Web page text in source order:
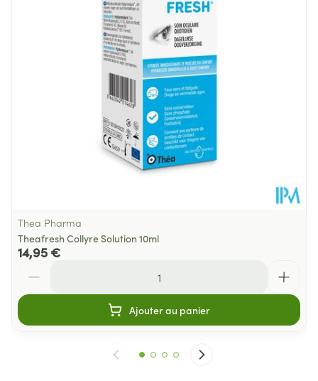
Thea Pharma
Theafresh Collyre Solution 10ml
14,95 €
Ajouter au panier